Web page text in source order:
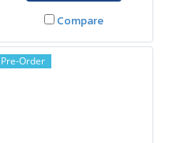
Compare
Pre-Order